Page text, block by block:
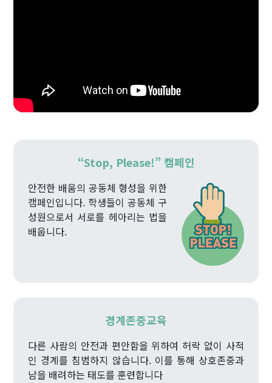
“Stop, Please!” 캠페인
안전한 배움의 공동체 형성을 위한
캠페인입니다. 학생들이 공동체 구
성원으로서 서로를 헤아리는 법을
배웁니다.
경계존중교육
다른 사람의 안전과 편안함을 위하여 허락 없이 사적
인 경계를 침범하지 않습니다. 이를 통해 상호존중과
남을 배려하는 태도를 훈련합니다